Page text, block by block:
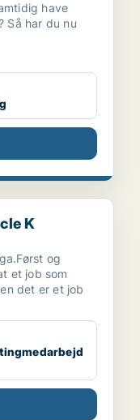
have
Så har du nu
K
og
et job som
det er et job